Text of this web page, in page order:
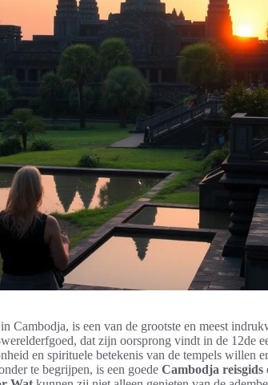
Cambodja, is een van de grootste en meest
dat zijn oorsprong vindt in de 12de
en spirituele betekenis van de tempels willen
te begrijpen, is een goede Cambodja reisgids